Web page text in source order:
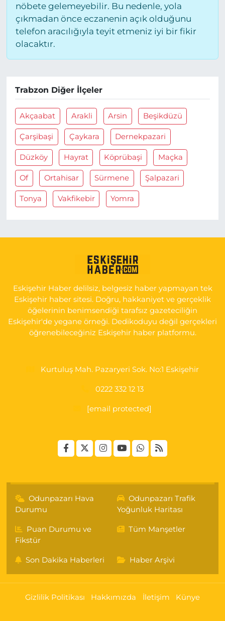
nöbete gelemeyebilir. Bu nedenle, yola
çıkmadan önce eczanenin açık olduğunu
telefon aracılığıyla teyit etmeniz iyi bir fikir
olacaktır.
Trabzon Diğer İlçeler
Akçaabat Arakli Arsin Beşikdüzü
Çarşibaşi Çaykara Dernekpazari
Düzköy Hayrat Köprübaşi Maçka
Of Ortahisar Sürmene Şalpazari
Tonya Vakfikebir Yomra
Eskişehir Haber delilsiz, belgesiz haber yapmayan tek
Eskişehir haber sitesi. Doğru, hakkaniyet ve gerçeklik
öğelerinin benimsendiği tarafsız gazeteciliğin
Eskişehir'de yegane örneği. Dedikoduyu değil gerçekleri
öğrenebileceğiniz Eskişehir haber platformu.
Kurtuluş Mah. Pazaryeri Sok. No:1 Eskişehir
0222 332 12 13
[email protected]
Odunpazarı Hava
Durumu
Odunpazarı Trafik
Yoğunluk Haritası
Puan Durumu ve
Fikstür
Tüm Manşetler
Son Dakika Haberleri Haber Arşivi
Gizlilik Politikası Hakkımızda İletişim Künye